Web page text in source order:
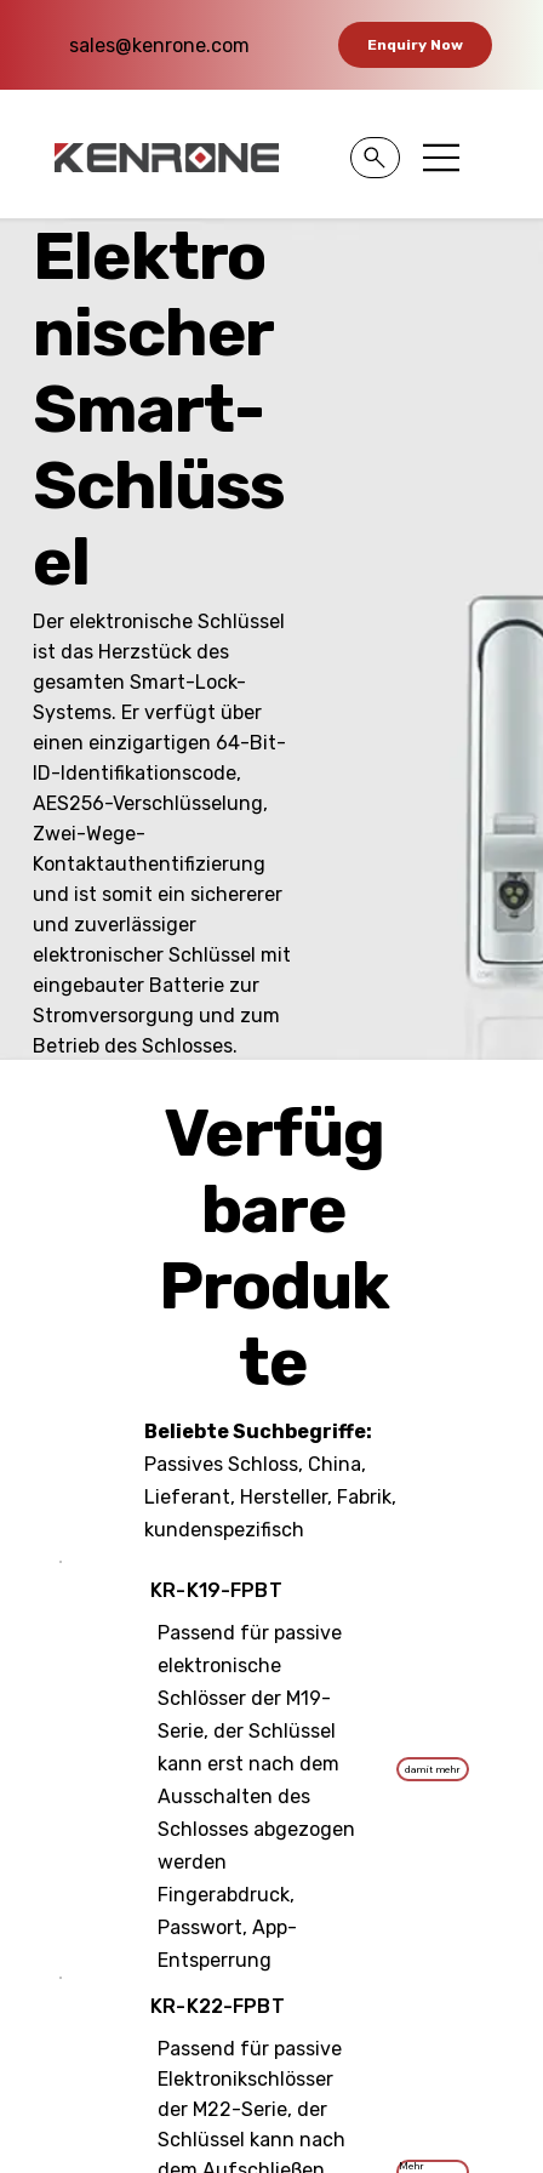
sales@kenrone.com Enquiry Now
Elektro
nischer
Smart-
Schlüss
el
Der elektronische Schlüssel
ist das Herzstück des
gesamten Smart-Lock-
Systems. Er verfügt über
einen einzigartigen 64-Bit-
ID-Identifikationscode,
AES256-Verschlüsselung,
Zwei-Wege-
Kontaktauthentifizierung
und ist somit ein sichererer
und zuverlässiger
elektronischer Schlüssel mit
eingebauter Batterie zur
Stromversorgung und zum
Betrieb des Schlosses.
Verfüg
bare
Produk
te
Beliebte Suchbegriffe:
Passives Schloss, China,
Lieferant, Hersteller, Fabrik,
kundenspezifisch
KR-K19-FPBT
Passend für passive
elektronische
Schlösser der M19-
Serie, der Schlüssel
kann erst nach dem
Ausschalten des
Schlosses abgezogen
werden
Fingerabdruck,
Passwort, App-
Entsperrung
damit mehr
KR-K22-FPBT
Passend für passive
Elektronikschlösser
der M22-Serie, der
Schlüssel kann nach
Mehr